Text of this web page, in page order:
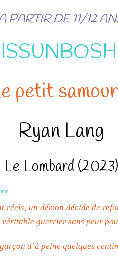
PARTIR DE 11/12
petit
Ryan Lang
Le Lombard (2023)
un démon décide de
guerrier sans peur
d’à peine quelques